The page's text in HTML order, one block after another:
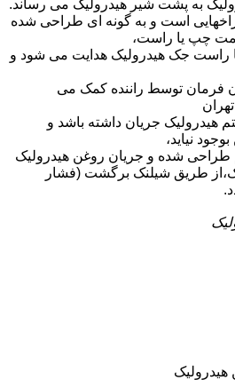
به پشت شیر هیدرولیک می رساند.
است و به گونه ای طراحی شده
چپ یا راست،
جک هیدرولیک هدایت می شود و
فرمان توسط راننده کمک می
هیدرولیک جریان داشته باشد و
نیاید،
شده و جریان روغن هیدرولیک
طریق شیلنک برگشت (فشار
هیدرولیک